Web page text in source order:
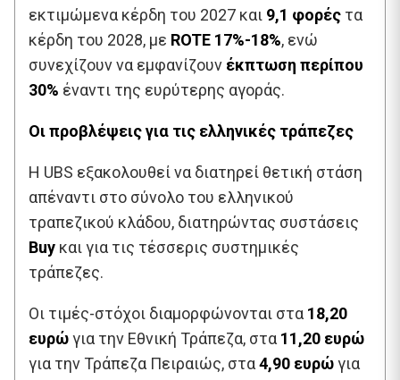
εκτιμώμενα κέρδη του 2027 και 9,1 φορές τα
κέρδη του 2028, με ROTE 17%-18%, ενώ
συνεχίζουν να εμφανίζουν έκπτωση περίπου
30% έναντι της ευρύτερης αγοράς.
Οι προβλέψεις για τις ελληνικές τράπεζες
Η UBS εξακολουθεί να διατηρεί θετική στάση
απέναντι στο σύνολο του ελληνικού
τραπεζικού κλάδου, διατηρώντας συστάσεις
Buy και για τις τέσσερις συστημικές
τράπεζες.
Οι τιμές-στόχοι διαμορφώνονται στα 18,20
ευρώγια την Εθνική Τράπεζα, στα 11,20 ευρώ
για την Τράπεζα Πειραιώς, στα4,90 ευρώγια